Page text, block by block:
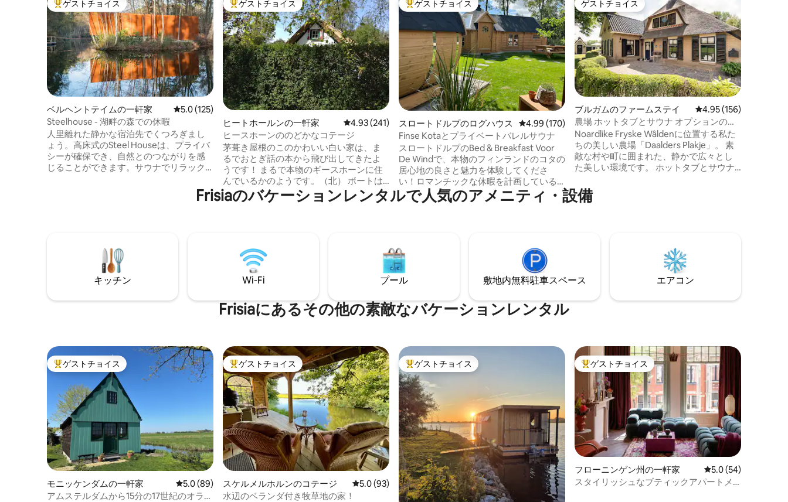
大好評のゲストチョイスです。
ゲストチョイス
ベルヘントテイムの一軒家 レビュー125件、5つ星中5.0つ星の平均評価
5.0 (125)
Steelhouse - 湖畔の森での休暇
人里離れた静かな宿泊先でくつろぎまし
ょう。高床式のSteel Houseは、プライバ
シーが確保でき、自然とのつながりを感
じることができます。サウナでリラック
い。水上の最も高い位置にあるリビング
エリアには、360度の薪ストーブが備わっ
は、サンラウンジャー、屋外ダイニング
テーブル、BBQ、ピザオーブンを備えた
広々としたウッドデッキがあり、見事な
湖の景色を楽しめます。犬をお連れの方
😊
大好評のゲストチョイスです。
ゲストチョイス
ヒートホールンの一軒家 レビュー241件、5つ星中4.93つ星の平均評価
4.93 (241)
ヒースホーンののどかなコテージ
茅葺き屋根のこのかわいい白い家は、ま
るでおとぎ話の本から飛び出してきたよ
うです！ まるで本物のギースホーンに住
んでいるかのようです。（北） ボートは
近所の人から借りることができ、美しい
橋は徒歩わずか6分で見つかります。 ここ
ギートホーン南部に集まっています）。
ここにはまだ、古い村ギースホーンの素
晴らしい静けさと美しさが残っていま
大好評のゲストチョイスです。
ゲストチョイス
スロートドルプのログハウス レビュー170件、5つ星中4.99つ星の平均評価
4.99 (170)
Finse Kotaとプライベートバレルサウナ
スロートドルプのBed & Breakfast Voor
De Windで、本物のフィンランドのコタの
居心地の良さと魅力を体験してくださ
い！ロマンチックな休暇を計画している
場合でも、リラックスした週末を過ごし
たい場合でも、ビジネスのための宿泊先
を提供します。究極のリラクゼーション
をお求めですか？プライベートバレルサ
ウナ付きのフィンランドのコタを予約し
てください！
ゲストチョイス
ゲストチョイス
ブルガムのファームステイ レビュー156件、5つ
4.95 (156)
農場 ホットタブとサウナ オプションのマ
ンケイブ
Noardlike Fryske Wâldenに位置する私た
ちの美しい農場「Daalders Plakje」。 素
敵な村や町に囲まれた、静かで広々とし
た美しい環境です。 ホットタブとサウナ
ンで予約できます。 含まれるもの： . サウ
ナ •ホットタブ • Wifi • 暖炉 • 屋根付きテラ
Frisiaのバケーションレンタルで人気のアメニティ・設備
キッチン Wi-Fi プール 敷地内無料駐⁠車ス⁠ペ⁠ー⁠ス エアコン
Frisiaにあるその他の素敵なバケーションレンタル
大好評のゲストチョイスです。
ゲストチョイス
モニッケンダムの一軒家 レビュー89件、5つ星中5.0つ星の平均評価
5.0 (89)
アムステルダムから15分の17世紀のオラン
大好評のゲストチョイスです。
ゲストチョイス
スケルメルホルンのコテージ レビュー93件、5つ星中5.0つ星の平均評価
5.0 (93)
水辺のベランダ付き牧草地の家！
大好評のゲストチョイスです。
ゲストチョイス 大好評のゲストチョイスです。
ゲストチョイス
フローニンゲン州の一軒家 レビュー54件、5つ
5.0 (54)
スタイリッシュなブティックアパートメ